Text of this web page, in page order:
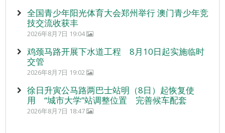
全国青少年阳光体育大会郑州举行 澳门青少年竞
技交流收获丰
2026年8月7日 19:04
鸡颈马路开展下水道工程 8月10日起实施临时
交管
2026年8月7日 19:02
徐日升寅公马路两巴士站明（8日）起恢复使
用 “城市大学”站调整位置 完善候车配套
2026年8月7日 18:47